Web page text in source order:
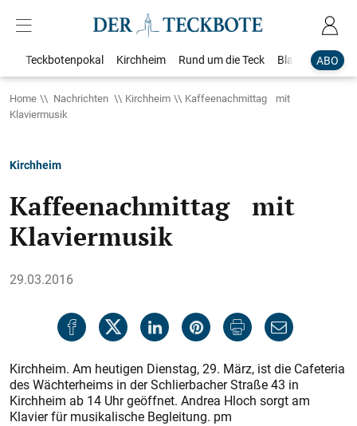
ABO
Teckbotenpokal Kirchheim Rund um die Teck Blaulicht
Home Nachrichten Kirchheim
Kaffeenachmittag mit
Klaviermusik
Kirchheim
Kaffeenachmittag mit
Klaviermusik
29.03.2016
Kirchheim. Am heutigen Dienstag, 29. März, ist die Cafeteria
des Wächterheims in der Schlierbacher Straße 43 in
Kirchheim ab 14 Uhr geöffnet. Andrea Hloch sorgt am
Klavier für musikalische Begleitung. pm